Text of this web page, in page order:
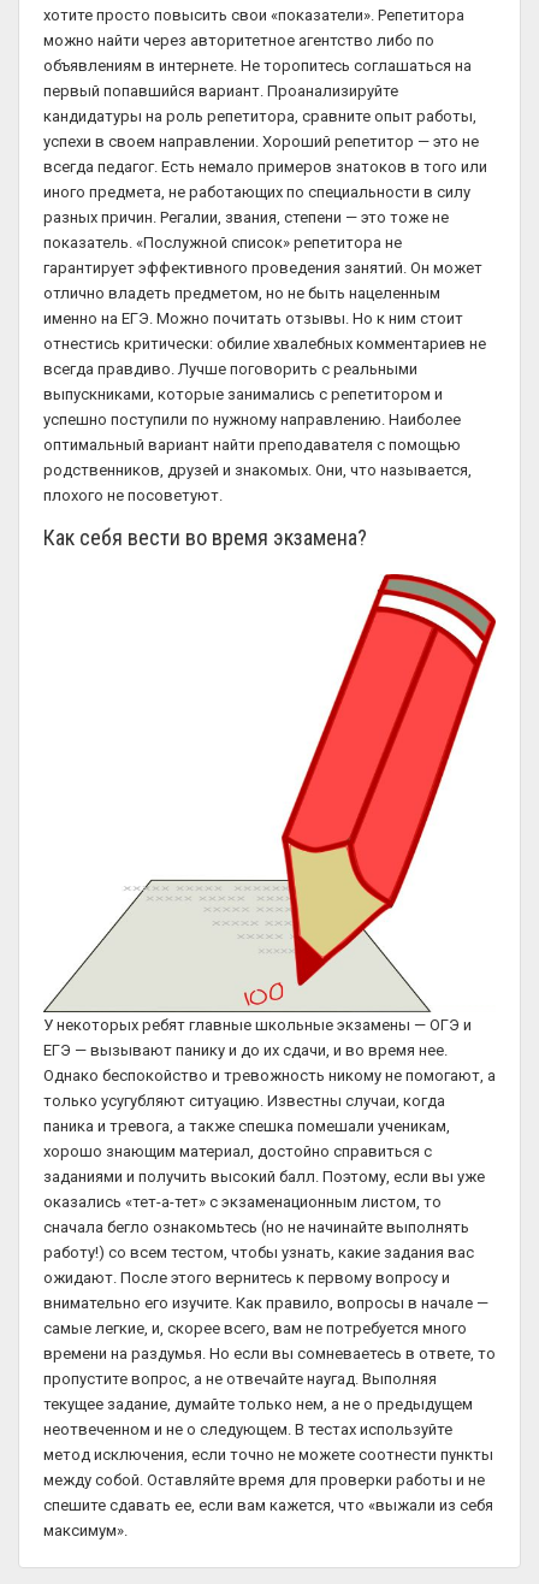
хотите просто повысить свои «показатели». Репетитора
можно найти через авторитетное агентство либо по
объявлениям в интернете. Не торопитесь соглашаться на
первый попавшийся вариант. Проанализируйте
кандидатуры на роль репетитора, сравните опыт работы,
успехи в своем направлении. Хороший репетитор — это не
всегда педагог. Есть немало примеров знатоков в того или
иного предмета, не работающих по специальности в силу
разных причин. Регалии, звания, степени — это тоже не
показатель. «Послужной список» репетитора не
гарантирует эффективного проведения занятий. Он может
отлично владеть предметом, но не быть нацеленным
именно на ЕГЭ. Можно почитать отзывы. Но к ним стоит
отнестись критически: обилие хвалебных комментариев не
всегда правдиво. Лучше поговорить с реальными
выпускниками, которые занимались с репетитором и
успешно поступили по нужному направлению. Наиболее
оптимальный вариант найти преподавателя с помощью
родственников, друзей и знакомых. Они, что называется,
плохого не посоветуют.
Как себя вести во время экзамена?
У некоторых ребят главные школьные экзамены — ОГЭ и
ЕГЭ — вызывают панику и до их сдачи, и во время нее.
Однако беспокойство и тревожность никому не помогают, а
только усугубляют ситуацию. Известны случаи, когда
паника и тревога, а также спешка помешали ученикам,
хорошо знающим материал, достойно справиться с
заданиями и получить высокий балл. Поэтому, если вы уже
оказались «тет-а-тет» с экзаменационным листом, то
сначала бегло ознакомьтесь (но не начинайте выполнять
работу!) со всем тестом, чтобы узнать, какие задания вас
ожидают. После этого вернитесь к первому вопросу и
внимательно его изучите. Как правило, вопросы в начале —
самые легкие, и, скорее всего, вам не потребуется много
времени на раздумья. Но если вы сомневаетесь в ответе, то
пропустите вопрос, а не отвечайте наугад. Выполняя
текущее задание, думайте только нем, а не о предыдущем
неотвеченном и не о следующем. В тестах используйте
метод исключения, если точно не можете соотнести пункты
между собой. Оставляйте время для проверки работы и не
спешите сдавать ее, если вам кажется, что «выжали из себя
максимум».